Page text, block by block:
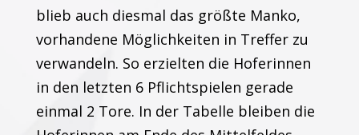
blieb auch diesmal das größte Manko,
vorhandene Möglichkeiten in Treffer zu
verwandeln. So erzielten die Hoferinnen
in den letzten 6 Pflichtspielen gerade
einmal 2 Tore. In der Tabelle bleiben die